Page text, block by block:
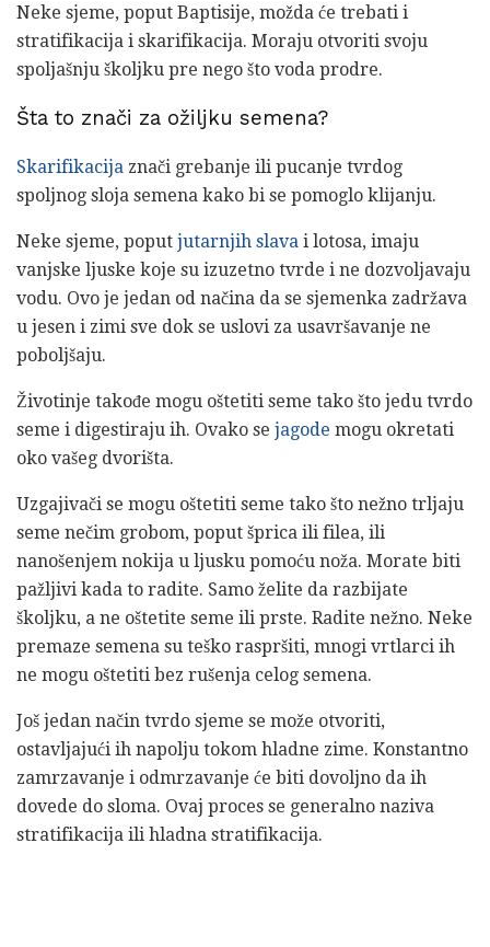
Neke sjeme, poput Baptisije, možda će trebati i
stratifikacija i skarifikacija. Moraju otvoriti svoju
spoljašnju školjku pre nego što voda prodre.
Šta to znači za ožiljku semena?
Skarifikacija znači grebanje ili pucanje tvrdog
spoljnog sloja semena kako bi se pomoglo klijanju.
Neke sjeme, poput jutarnjih slava i lotosa, imaju
vanjske ljuske koje su izuzetno tvrde i ne dozvoljavaju
vodu. Ovo je jedan od načina da se sjemenka zadržava
u jesen i zimi sve dok se uslovi za usavršavanje ne
poboljšaju.
Životinje takođe mogu oštetiti seme tako što jedu tvrdo
seme i digestiraju ih. Ovako se jagode mogu okretati
oko vašeg dvorišta.
Uzgajivači se mogu oštetiti seme tako što nežno trljaju
seme nečim grobom, poput šprica ili filea, ili
nanošenjem nokija u ljusku pomoću noža. Morate biti
pažljivi kada to radite. Samo želite da razbijate
školjku, a ne oštetite seme ili prste. Radite nežno. Neke
premaze semena su teško raspršiti, mnogi vrtlarci ih
ne mogu oštetiti bez rušenja celog semena.
Još jedan način tvrdo sjeme se može otvoriti,
ostavljajući ih napolju tokom hladne zime. Konstantno
zamrzavanje i odmrzavanje će biti dovoljno da ih
dovede do sloma. Ovaj proces se generalno naziva
stratifikacija ili hladna stratifikacija.